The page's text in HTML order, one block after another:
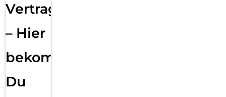
Vertragsabwicklung
– Hier
bekommst
Du